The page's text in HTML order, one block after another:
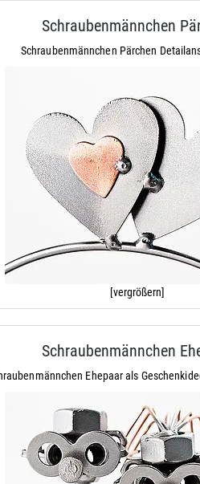
Schraubenmännchen
Schraubenmännchen Pärchen
[vergrößern]
Schraubenmännchen
Ehepaar als